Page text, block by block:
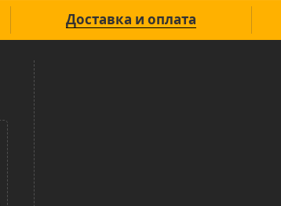
Доставка и оплата